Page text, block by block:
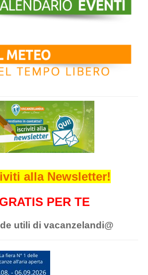
alla Newsletter!
GRATIS PER TE
utili di vacanzelandi@